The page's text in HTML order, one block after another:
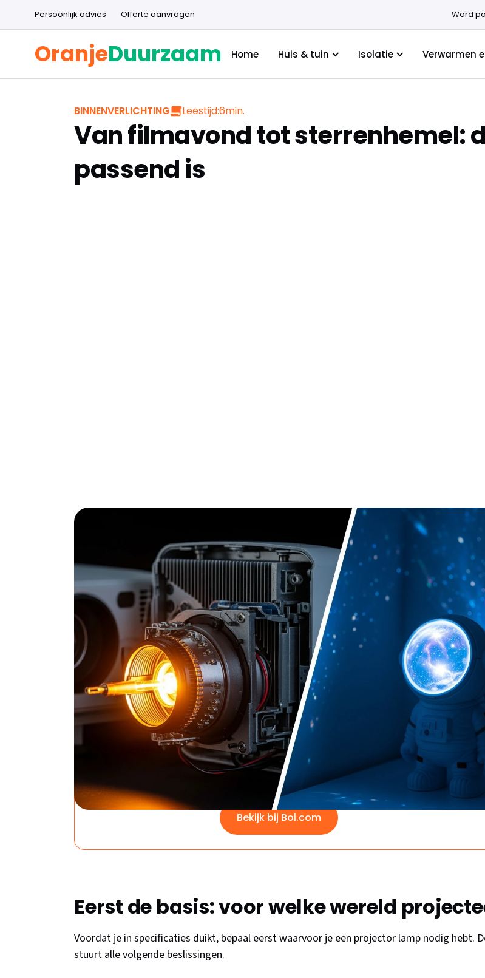
Persoonlijk advies Offerte aanvragen Word
OranjeDuurzaam Home Huis & tuin Isolatie Verwarmen
BINNENVERLICHTING Leestijd:6min.
Van filmavond tot sterrenhemel:
passend is
De perfecte projector lamp vinden voelt als zoeken naar een speld in een hooiberg. Te veel
onduidelijke specificaties en het risico op een miskoop van tientallen euro's. Wat je nodig
heldere roadmap die je binnen minuten naar de juiste lamp leidt – of het nu gaat om een
vervangingslamp voor je beamer of een magische sterrenhemel voor de kinderkamer.
Deze gids loodst je langs de drie cruciale keuzes: het juiste type lamp voor jouw
compatibiliteitscheck die miskoopen voorkomt, en de kwaliteitscriteria die bepalen of je
maanden of jaren meegaat. Geen technische wartaal, wel concrete antwoorden die je
kunt toepassen.
Bol.com Goede keuze
Originele Sterren projector lamp - 10
kleuren licht sterrenhemel (galaxy
projector) van Zedar
Prijs: €21.88
Rating: 4.1/5
Bekijk bij Bol.com
Eerst de basis: voor welke wereld
Voordat je in specificaties duikt, bepaal eerst waarvoor je een projector lamp nodig hebt.
stuurt alle volgende beslissingen.